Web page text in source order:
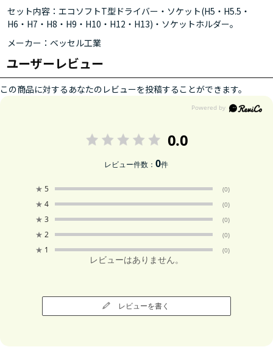
セット内容：エコソフトT型ドライバー・ソケット(H5・H5.5・
H6・H7・H8・H9・H10・H12・H13)・ソケットホルダー。
メーカー：ベッセル工業
ユーザーレビュー
この商品に対するあなたのレビューを投稿することができます。
0.0
レビュー件数：0件
★ 5 (0)
★ 4 (0)
★ 3 (0)
★ 2 (0)
★ 1 (0)
レビューはありません。
レビューを書く